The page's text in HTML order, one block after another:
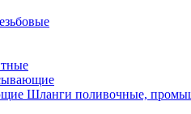
Шланги поливочные,